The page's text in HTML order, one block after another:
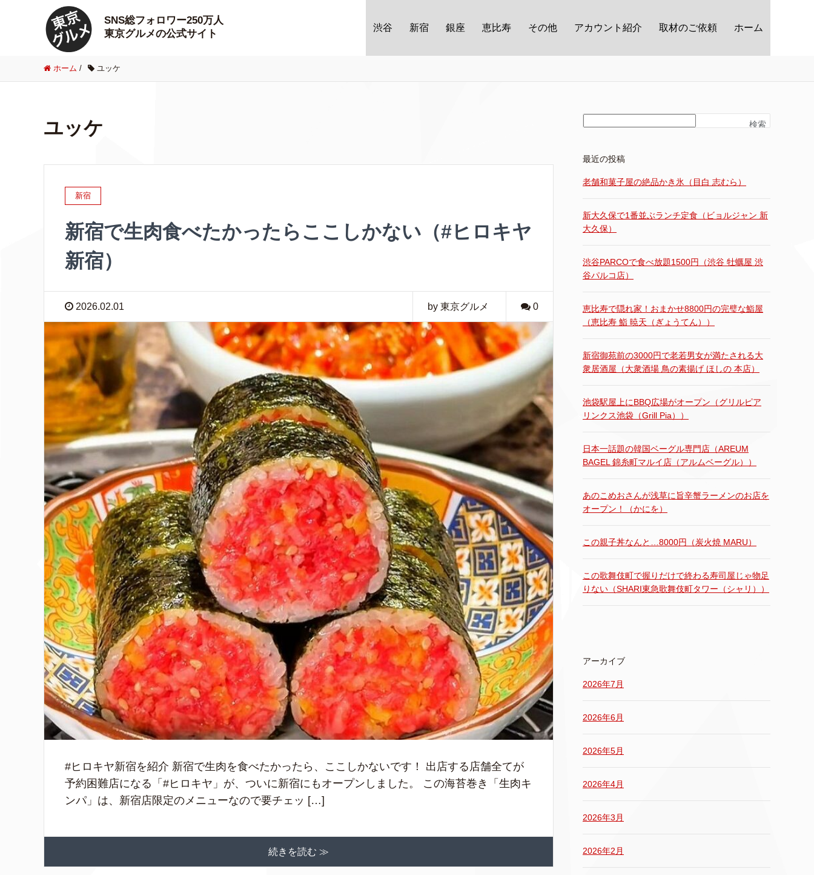
SNS総フォロワー250万人
東京グルメの公式サイト
渋谷 新宿 銀座 恵比寿 その他 アカウント紹介 取材のご依頼 ホーム
ホーム / ユッケ
ユッケ
新宿
新宿で生肉食べたかったらここしかない（#ヒロキヤ
新宿）
2026.02.01 by 東京グルメ 0
#ヒロキヤ新宿を紹介 新宿で生肉を食べたかったら、ここしかないです！ 出店する店舗全てが
予約困難店になる「#ヒロキヤ」が、ついに新宿にもオープンしました。 この海苔巻き「生肉キ
ンパ」は、新宿店限定のメニューなので要チェッ […]
続きを読む ≫
検索
最近の投稿
老舗和菓子屋の絶品かき氷（目白 志むら）
新大久保で1番並ぶランチ定食（ビョルジャン 新
大久保）
渋谷PARCOで食べ放題1500円（渋谷 牡蠣屋 渋
谷パルコ店）
恵比寿で隠れ家！おまかせ8800円の完璧な鮨屋
（恵比寿 鮨 暁天（ぎょうてん））
新宿御苑前の3000円で老若男女が満たされる大
衆居酒屋（大衆酒場 鳥の素揚げ ほしの 本店）
池袋駅屋上にBBQ広場がオープン（グリルピア
リンクス池袋（Grill Pia））
日本一話題の韓国ベーグル専門店（AREUM
BAGEL 錦糸町マルイ店（アルムベーグル））
あのこめおさんが浅草に旨辛蟹ラーメンのお店を
オープン！（かにを）
この親子丼なんと…8000円（炭火焼 MARU）
この歌舞伎町で握りだけで終わる寿司屋じゃ物足
りない（SHARI東急歌舞伎町タワー（シャリ））
アーカイブ
2026年7月
2026年6月
2026年5月
2026年4月
2026年3月
2026年2月